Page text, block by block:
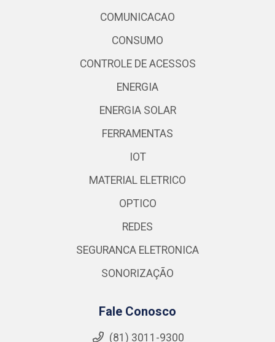
COMUNICACAO
CONSUMO
CONTROLE DE ACESSOS
ENERGIA
ENERGIA SOLAR
FERRAMENTAS
IOT
MATERIAL ELETRICO
OPTICO
REDES
SEGURANCA ELETRONICA
SONORIZAÇÃO
Fale Conosco
(81) 3011-9300